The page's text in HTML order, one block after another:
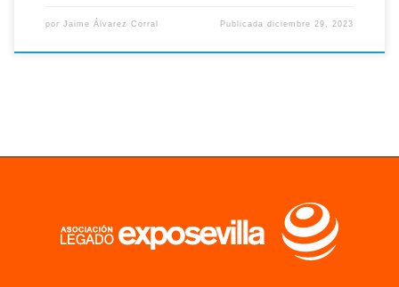
por Jaime Álvarez Corral Publicadadiciembre 29, 2023